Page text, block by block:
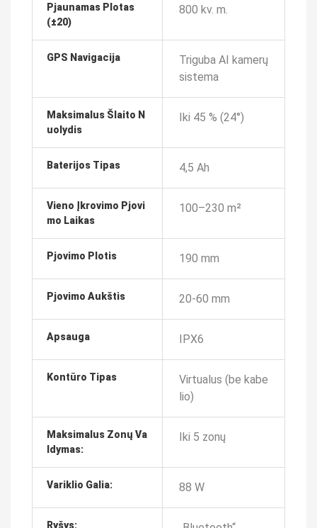
Pjaunamas Plotas
(±20)
800 kv. m.
GPS Navigacija
Triguba AI kamerų
sistema
Maksimalus Šlaito N
Uolydis
Iki 45 % (24°)
Baterijos Tipas 4,5 Ah
Vieno Įkrovimo Pjovi
Mo Laikas
100–230 m²
Pjovimo Plotis 190 mm
Pjovimo Aukštis 20-60 mm
Apsauga IPX6
Kontūro Tipas
Virtualus (be kabe
lio)
Maksimalus Zonų Va
Ldymas:
Iki 5 zonų
Variklio Galia: 88 W
Ryšys: